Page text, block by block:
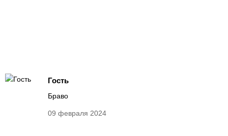
Гость
Браво
09 февраля 2024